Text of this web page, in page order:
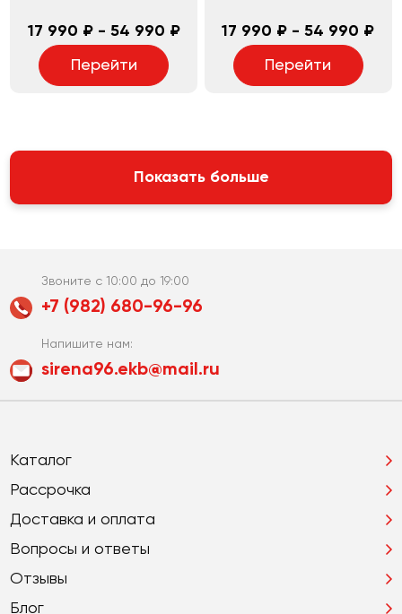
17 990 ₽ - 54 990 ₽
Перейти
17 990 ₽ - 54 990 ₽
Перейти
Показать больше
Звоните с 10:00 до 19:00
+7 (982) 680-96-96
Напишите нам:
sirena96.ekb@mail.ru
Каталог
Рассрочка
Доставка и оплата
Вопросы и ответы
Отзывы
Блог